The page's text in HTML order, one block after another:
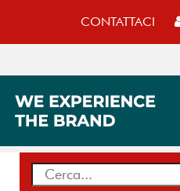
CONTATTACI